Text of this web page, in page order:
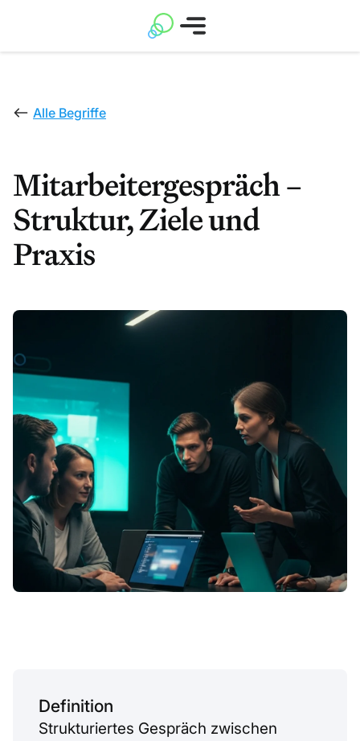
Alle Begriffe
Mitarbeitergespräch –
Struktur, Ziele und
Praxis
Definition
Strukturiertes Gespräch zwischen